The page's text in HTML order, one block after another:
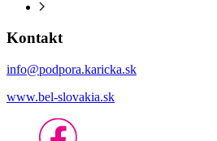
Kontakt
info@podpora.karicka.sk
www.bel-slovakia.sk